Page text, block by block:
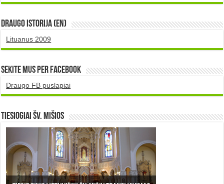
DRAUGO istorija (EN)
Lituanus 2009
Sekite mus per Facebook
Draugo FB puslapiai
TIESIOGIAI šv. MIŠIOS